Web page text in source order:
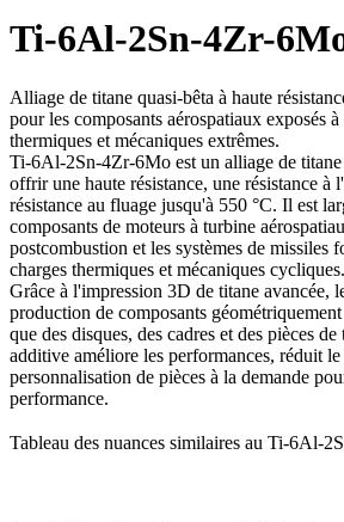
Ti-6Al-2Sn-4Zr-
Alliage de titane quasi-bêta à haute
pour les composants aérospatiaux exposés
thermiques et mécaniques extrêmes.
Ti-6Al-2Sn-4Zr-6Mo est un alliage de
offrir une haute résistance, une résistance à
résistance au fluage jusqu'à 550 °C. Il est
composants de moteurs à turbine
postcombustion et les systèmes de missiles
charges thermiques et mécaniques cycliques.
Grâce à l'impression 3D de titane avancée,
production de composants
que des disques, des cadres et des pièces
additive améliore les performances, réduit
personnalisation de pièces à la demande
performance.
Tableau des nuances similaires au Ti-6Al-